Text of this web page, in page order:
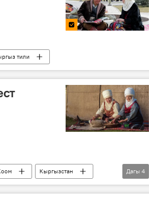
тили
Кыргызстан
Дагы 4